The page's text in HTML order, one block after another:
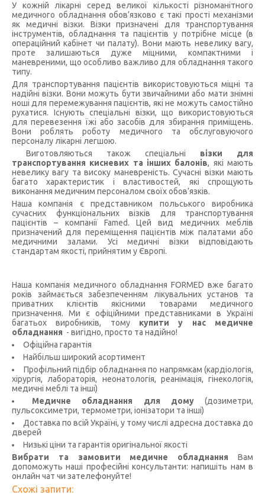
У кожній лікарні серед великої кількості різноманітного
медичного обладнання обов’язково є такі прості механізми
як медичні візки. Візки призначені для транспортування
інструментів, обладнання та пацієнтів у потрібне місце (в
операційний кабінет чи палату). Вони мають невелику вагу,
проте залишаються дуже міцними, компактними і
маневреними, що особливо важливо для обладнання такого
типу.
Для транспортування пацієнтів використовуються міцні та
надійні візки. Вони можуть бути звичайними або мати знімні
ноші для перемежування пацієнтів, які не можуть самостійно
рухатися. Існують спеціальні візки, що використовуються
для перевезення їжі або засобів для збирання приміщень.
Вони роблять роботу медичного та обслуговуючого
персоналу лікарні легшою.
Виготовляються також спеціальні візки для
транспортування кисневих та інших балонів, які мають
невелику вагу та високу маневреність. Сучасні візки мають
багато характеристик і властивостей, які спрощують
виконання медичним персоналом своїх обов’язків.
Наша компанія є представником польського виробника
сучасних функціональних візків для транспортування
пацієнтів – компанії Famed. Цей вид медичних меблів
призначений для переміщення пацієнтів між палатами або
медичними залами. Усі медичні візки відповідають
стандартам якості, прийнятим у Європі.
Наша компанія медичного обладнання FORMED вже багато
років займається забезпеченням лікувальних установ та
приватних клієнтів якісними товарами медичного
призначення. Ми є офіційними представниками в Україні
багатьох виробників, тому купити у нас медичне
обладнання - вигідно, просто та надійно!
Офіційна гарантія
Найбільш широкий асортимент
Профільний підбір обладнання по напрямкам (кардіологія,
хірургія, лабораторія, неонатологія, реанімація, гінекологія,
медичні меблі та інші)
Медичне обладнання для дому(дозиметри,
пульсоксиметри, термометри, іонізатори та інші)
Доставка по всій Україні, у тому числі адресна доставка до
дверей
Низькі ціни та гарантія оригінальної якості
Вибрати та замовити медичне обладнання Вам
допоможуть наші професійні консультанти: напишіть нам в
онлайн чат чи зателефонуйте!
Схожі запити: